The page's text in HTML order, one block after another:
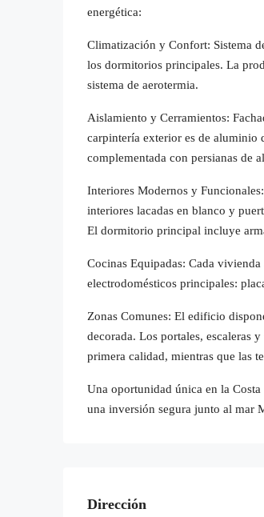
energética:
Climatización y Confort: Sistema
los dormitorios principales. La
sistema de aerotermia.
Aislamiento y Cerramientos:
carpintería exterior es de aluminio
complementada con persianas de
Interiores Modernos y
interiores lacadas en blanco y
El dormitorio principal incluye
Cocinas Equipadas: Cada
electrodomésticos principales:
Zonas Comunes: El edificio
decorada. Los portales, escaleras
primera calidad, mientras que las
Una oportunidad única en la
una inversión segura junto al mar
Dirección